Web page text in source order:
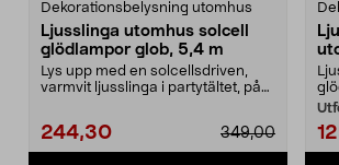
Dekorationsbelysning utomhus
Ljusslinga utomhus solcell
glödlampor glob, 5,4 m
Lys upp med en solcellsdriven,
varmvit ljusslinga i partytältet, på
244,30 349,00